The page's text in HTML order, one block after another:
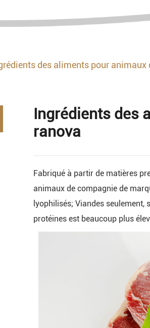
des aliments pour
Ingrédients des
ranova
Fabriqué à partir de matières
animaux de compagnie de
lyophilisés; Viandes
protéines est beaucoup plus